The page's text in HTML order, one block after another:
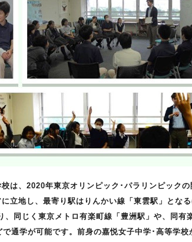
は、2020年東京オリンピック･パラリンピック
立地し、最寄り駅はりんかい線「東雲駅」とな
、同じく東京メトロ有楽町線「豊洲駅」や、同有
通学が可能です。前身の嘉悦女子中学･高等学